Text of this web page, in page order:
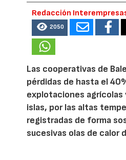
Redacción
2050
Las cooperativas de
pérdidas de hasta el
explotaciones agrícolas
islas, por las altas
registradas de forma
sucesivas olas de calor